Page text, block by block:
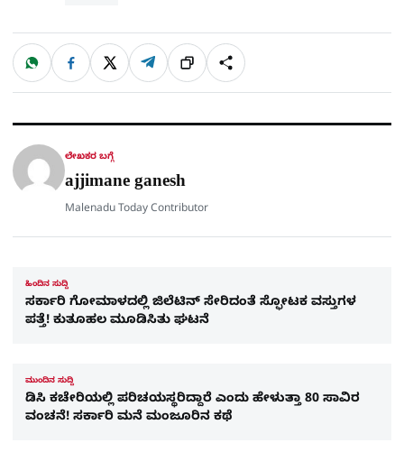
ಹಂಚಿಕೊಳ್ಳಿ
W
a
t
p
p
F
c
e
o
k
X T
l
e
a
m
ಲಿಂ
ಕ್
S
h
a
ಲೇಖಕರ ಬಗ್ಗೆ
ajjimane ganesh
Malenadu Today Contributor
ಹಿಂದಿನ ಸುದ್ದಿ
ಸರ್ಕಾರಿ ಗೋಮಾಳದಲ್ಲಿ ಜಿಲೆಟಿನ್ ಸೇರಿದಂತೆ ಸ್ಫೋಟಕ ವಸ್ತುಗಳ
ಪತ್ತೆ! ಕುತೂಹಲ ಮೂಡಿಸಿತು ಘಟನೆ
ಮುಂದಿನ ಸುದ್ದಿ
ಡಿಸಿ ಕಚೇರಿಯಲ್ಲಿ ಪರಿಚಯಸ್ಥರಿದ್ದಾರೆ ಎಂದು ಹೇಳುತ್ತಾ 80 ಸಾವಿರ
ವಂಚನೆ! ಸರ್ಕಾರಿ ಮನೆ ಮಂಜೂರಿನ ಕಥೆ